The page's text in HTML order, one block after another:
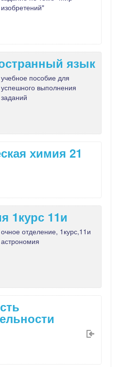
изобретений"
язык
учебное пособие для
успешного выполнения
заданий
химия 21
1курс 11и
очное отделение, 1курс,11и
астрономия